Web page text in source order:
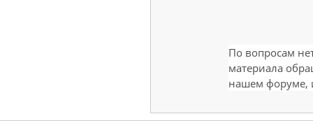
По вопросам
материала
нашем форуме,